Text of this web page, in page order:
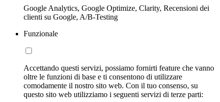
Google Analytics, Google Optimize, Clarity, Recensioni dei
clienti su Google, A/B-Testing
Funzionale
Accettando questi servizi, possiamo fornirti feature che vanno
oltre le funzioni di base e ti consentono di utilizzare
comodamente il nostro sito web. Con il tuo consenso, su
questo sito web utilizziamo i seguenti servizi di terze parti: